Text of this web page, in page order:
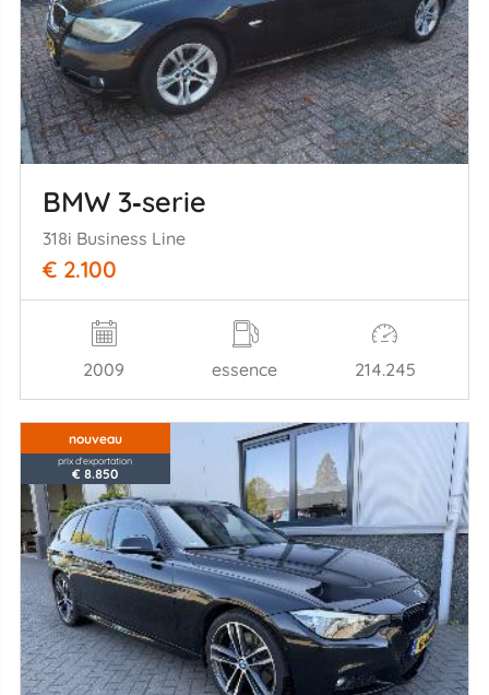
BMW 3‑serie
318i Business Line
€ 2.100
2009 essence 214.245
nouveau
prix d'exportation
€ 8.850